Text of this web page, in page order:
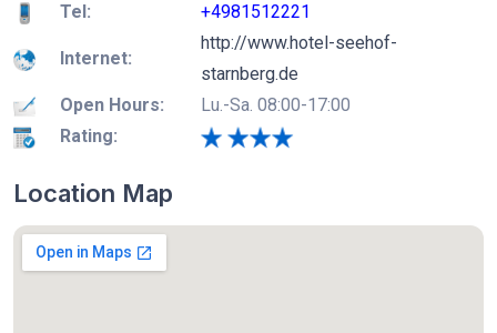
Tel:
+4981512221
Internet:
http://www.hotel-seehof-
starnberg.de
Open Hours:
Lu.-Sa. 08:00-17:00
Rating:
Location Map